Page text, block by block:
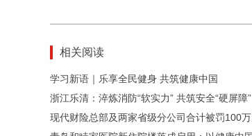
相关阅读
学习新语｜乐享全民健身 共筑健康中国
浙江乐清：淬炼消防“软实力” 共筑安全“硬屏障”